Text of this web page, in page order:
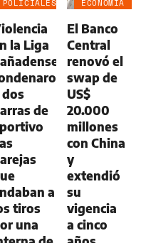
POLICIALES
la Liga
dos
de
a
tiros
una
ECONOMÍA
AGRO
El Banco
Central
renovó el
swap de
US$
20.000
millones
con China
y
extendió
su
vigencia
a cinco